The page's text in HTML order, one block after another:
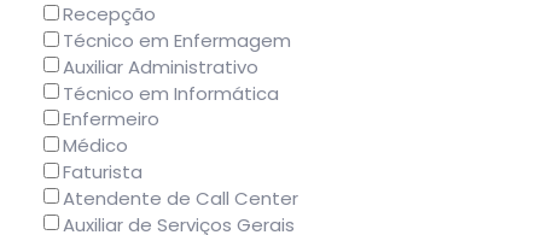
Recepção
Técnico em Enfermagem
Auxiliar Administrativo
Técnico em Informática
Enfermeiro
Médico
Faturista
Atendente de Call Center
Auxiliar de Serviços Gerais